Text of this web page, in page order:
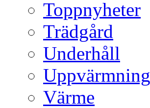
Toppnyheter
Trädgård
Underhåll
Uppvärmning
Värme